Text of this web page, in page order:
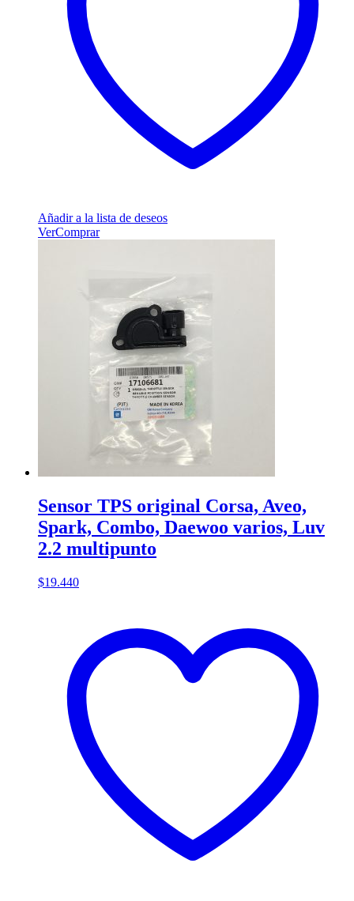
Añadir a la lista de deseos
VerComprar
Sensor TPS original Corsa, Aveo,
Spark, Combo, Daewoo varios, Luv
2.2 multipunto
$19.440